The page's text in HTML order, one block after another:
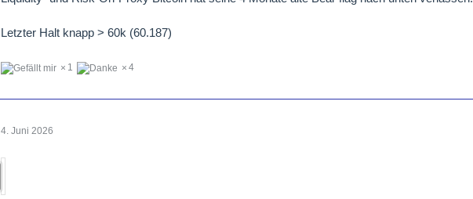
Letzter Halt knapp > 60k (60.187)
1 4
4. Juni 2026